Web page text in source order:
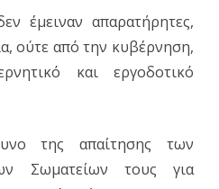
έμειναν απαρατήρητες,
ούτε από την κυβέρνηση,
και εργοδοτικό
της απαίτησης των
Σωματείων τους για